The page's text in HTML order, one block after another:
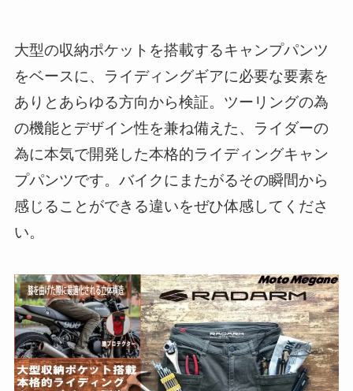
大型の収納ポケットを搭載するキャンプパンツ
をベースに、ライディングギアに必要な要素を
ありとあらゆる方向から検証。ツーリングの為
の機能とデザイン性を兼ね備えた、ライダーの
為に本気で開発した本格的ライディングキャン
プパンツです。バイクにまたがるその瞬間から
感じることができる違いをぜひ体感してくださ
い。